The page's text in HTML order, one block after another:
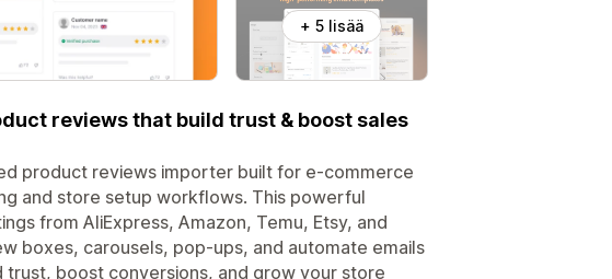
+ 5 lisää
reviews that build trust & boost sales
product reviews importer built for e-commerce
and store setup workflows. This powerful
from AliExpress, Amazon, Temu, Etsy, and
boxes, carousels, pop-ups, and automate emails
boost conversions, and grow your store